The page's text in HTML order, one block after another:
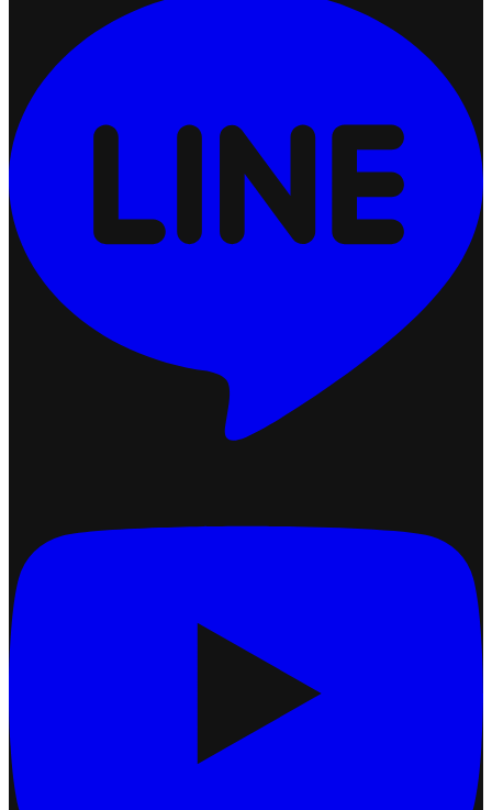
ทำไม SME ไทยไม่ยอมลงทุนระบบ OMS? 5 ความเสี่ยงที่ต้อง
เจอเมื่อขายหลายช่องทาง